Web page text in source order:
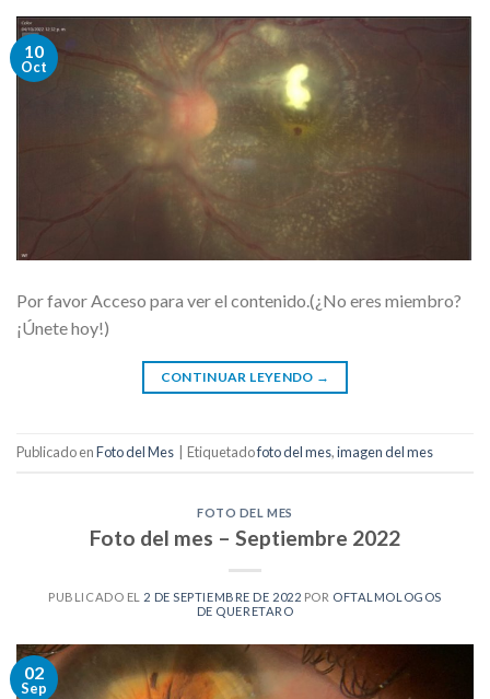
10
Oct
Por favor Acceso para ver el contenido.(¿No eres miembro?
¡Únete hoy!)
CONTINUAR LEYENDO →
Publicado enFoto del Mes Etiquetadofoto del mes,imagen del mes
FOTO DEL MES
Foto del mes – Septiembre 2022
PUBLICADO EL 2 DE SEPTIEMBRE DE 2022 POR OFTALMOLOGOS
DE QUERETARO
02
Sep